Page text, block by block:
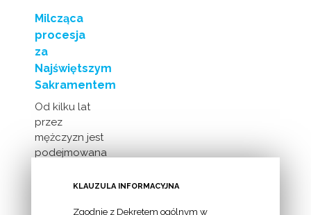
Milcząca
procesja
za
Najświętszym
Sakramentem
Od kilku lat
przez
mężczyzn jest
podejmowana
milczącej [...]KLAUZULA INFORMACYJNA
Zgodnie z Dekretem ogólnym w